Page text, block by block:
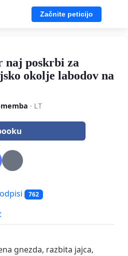
Začnite peticijo
naj poskrbi za
okolje labodov na
· LT
762
gnezda, razbita jajca,